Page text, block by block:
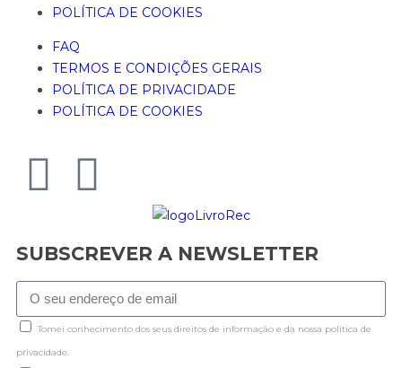
POLÍTICA DE COOKIES
FAQ
TERMOS E CONDIÇÕES GERAIS
POLÍTICA DE PRIVACIDADE
POLÍTICA DE COOKIES
SUBSCREVER A NEWSLETTER
Tomei conhecimento dos seus direitos de informação e da nossa politica de
privacidade.